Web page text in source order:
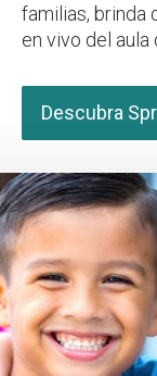
familias, brinda
en vivo del aula
Descubra